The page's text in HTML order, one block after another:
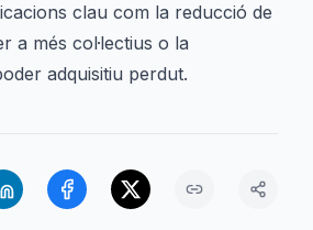
clau com la reducció de
a més col·lectius o la
adquisitiu perdut.